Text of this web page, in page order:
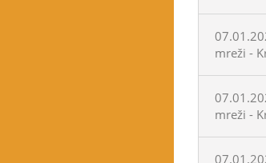
mreži -
mreži -